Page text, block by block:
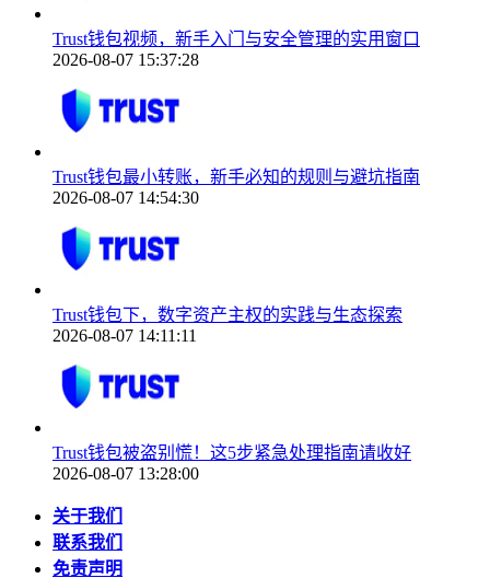
Trust钱包视频，新手入门与安全管理的实用窗口
2026-08-07 15:37:28
Trust钱包最小转账，新手必知的规则与避坑指南
2026-08-07 14:54:30
Trust钱包下，数字资产主权的实践与生态探索
2026-08-07 14:11:11
Trust钱包被盗别慌！这5步紧急处理指南请收好
2026-08-07 13:28:00
关于我们
联系我们
免责声明